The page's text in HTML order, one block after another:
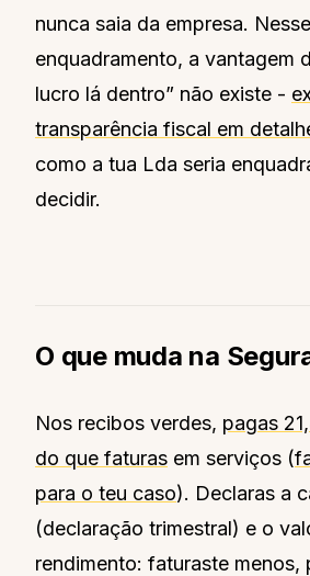
nunca saia da empresa. Nesse
enquadramento, a vantagem
lucro lá dentro” não existe -
transparência fiscal em
como a tua Lda seria
decidir.
O que muda na
Nos recibos verdes, pagas
do que faturas em serviços (
para o teu caso). Declaras a
(declaração trimestral) e o
rendimento: faturaste menos,